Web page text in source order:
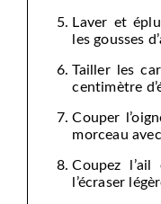
Laver et
les gousses
Tailler les
centimètre
Couper
morceau
Coupez
l’écraser